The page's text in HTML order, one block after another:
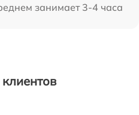
занимает 3-4 часа